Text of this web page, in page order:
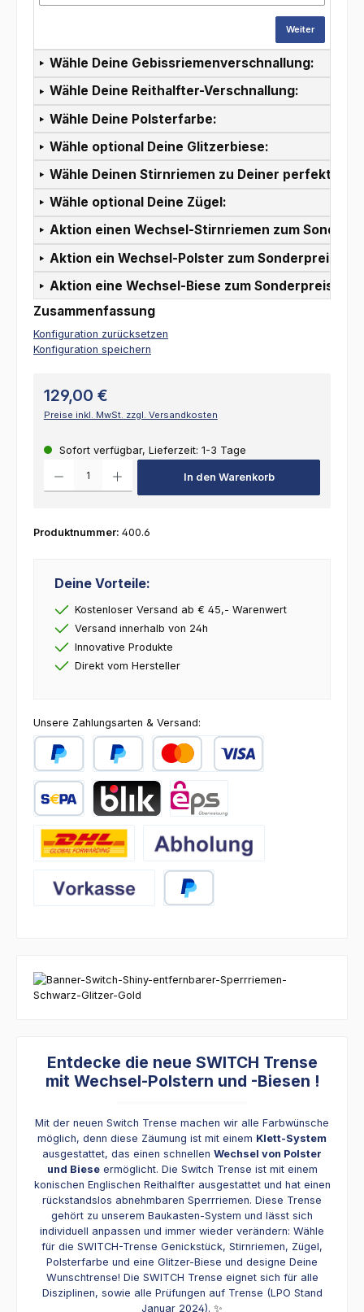
Weiter
Wähle Deine Gebissriemenverschnallung:
Wähle Deine Reithalfter-Verschnallung:
Wähle Deine Polsterfarbe:
Wähle optional Deine Glitzerbiese:
Wähle Deinen Stirnriemen zu Deiner perfekten
Wähle optional Deine Zügel:
Aktion einen Wechsel-Stirnriemen zum
Aktion ein Wechsel-Polster zum Sonderpreis:
Aktion eine Wechsel-Biese zum Sonderpreis:
Zusammenfassung
Konfiguration zurücksetzen
Konfiguration speichern
129,00 €
Preise inkl. MwSt. zzgl. Versandkosten
Sofort verfügbar, Lieferzeit: 1-3 Tage
In den Warenkorb
Produktnummer: 400.6
Deine Vorteile:
Kostenloser Versand ab € 45,- Warenwert
Versand innerhalb von 24h
Innovative Produkte
Direkt vom Hersteller
Unsere Zahlungsarten & Versand:
PayPal Später BezahlenKredit- oder Debitkarte
Abholung
Entdecke die neue SWITCH Trense
mit Wechsel-Polstern und -Biesen !
Mit der neuen Switch Trense machen wir alle Farbwünsche
möglich, denn diese Zäumung ist mit einem Klett-System
ausgestattet, das einen schnellen Wechsel von Polster
und Bieseermöglicht. Die Switch Trense ist mit einem
konischen Englischen Reithalfter ausgestattet und hat einen
rückstandslos abnehmbaren Sperrriemen. Diese Trense
gehört zu unserem Baukasten-System und lässt sich
individuell anpassen und immer wieder verändern: Wähle
für die SWITCH-Trense Genickstück, Stirnriemen, Zügel,
Polsterfarbe und eine Glitzer-Biese und designe Deine
Wunschtrense! Die SWITCH Trense eignet sich für alle
Disziplinen, sowie alle Prüfungen auf Trense (LPO Stand
Januar 2024). ✨